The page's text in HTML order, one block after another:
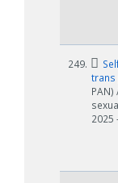
249.
trans
2025